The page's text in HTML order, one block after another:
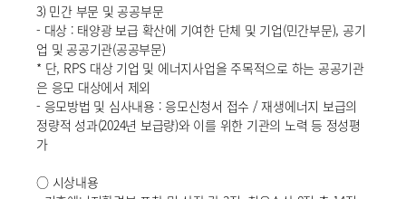
3) 민간 부문 및 공공부문
- 대상 : 태양광 보급 확산에 기여한 단체 및 기업(민간부문), 공기
업 및 공공기관(공공부문)
* 단, RPS 대상 기업 및 에너지사업을 주목적으로 하는 공공기관
은 응모 대상에서 제외
- 응모방법 및 심사내용 : 응모신청서 접수 / 재생에너지 보급의
정량적 성과(2024년 보급량)와 이를 위한 기관의 노력 등 정성평
가
○ 시상내용